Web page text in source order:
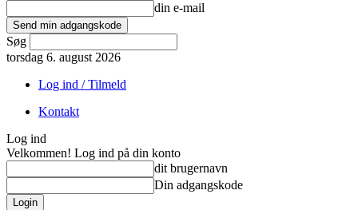
din e-mail
Søg
torsdag 6. august 2026
Log ind / Tilmeld
Kontakt
Log ind
Velkommen! Log ind på din konto
dit brugernavn
Din adgangskode